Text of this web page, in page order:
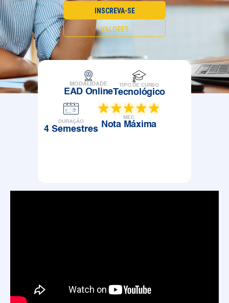
INSCREVA-SE
VALORES
MODALIDADE
EAD Online
TIPO DE CURSO
Tecnológico
DURAÇÃO
4 Semestres
MEC
Nota Máxima